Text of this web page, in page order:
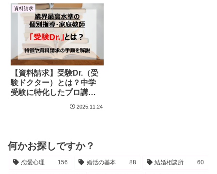
資料請求
【資料請求】受験Dr.（受
験ドクター）とは？中学
受験に特化したプロ講師
からの個別指導！
2025.11.24
何かお探しですか？
恋愛心理 156 婚活の基本 88 結婚相談所 60